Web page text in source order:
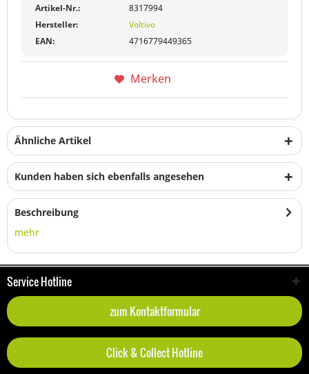
Artikel-Nr.:
8317994
Hersteller:
Voltivo
EAN:
4716779449365
Merken
Ähnliche Artikel
Kunden haben sich ebenfalls angesehen
Beschreibung
mehr
Service Hotline
zum Kontaktformular
Click & Collect Hotline